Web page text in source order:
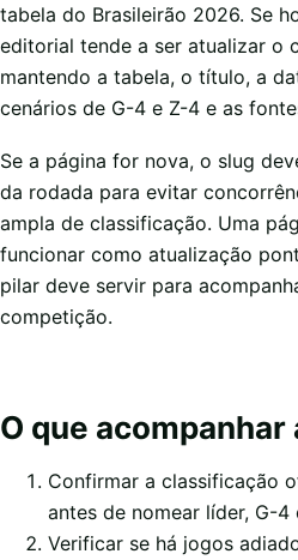
tabela do Brasileirão 2026. Se
editorial tende a ser atualizar o
mantendo a tabela, o título, a
cenários de G-4 e Z-4 e as
Se a página for nova, o slug
da rodada para evitar
ampla de classificação. Uma
funcionar como atualização
pilar deve servir para
competição.
O que acompanhar
Confirmar a classificação
antes de nomear líder, G-4
Verificar se há jogos